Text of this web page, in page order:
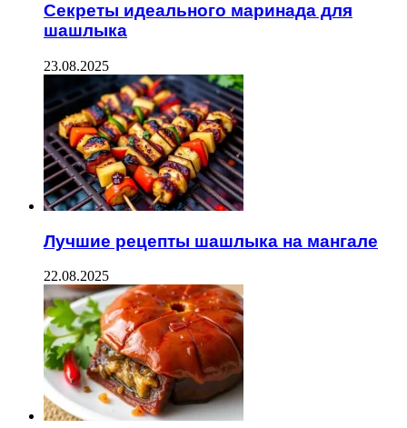
Секреты идеального маринада для
шашлыка
23.08.2025
Лучшие рецепты шашлыка на мангале
22.08.2025